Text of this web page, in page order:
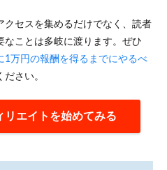
クセスを集めるだけでなく、読者
ことは多岐に渡ります。ぜひ
1万円の報酬を得るまでにやるべ
ださい。
リエイトを始めてみる